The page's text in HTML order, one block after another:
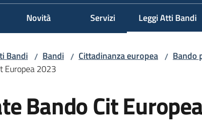
Novità Servizi Leggi Atti Bandi
Menu selezionato
Bandi / Bandi / Cittadinanza europea / Bando
Europea 2023
Bando Cit